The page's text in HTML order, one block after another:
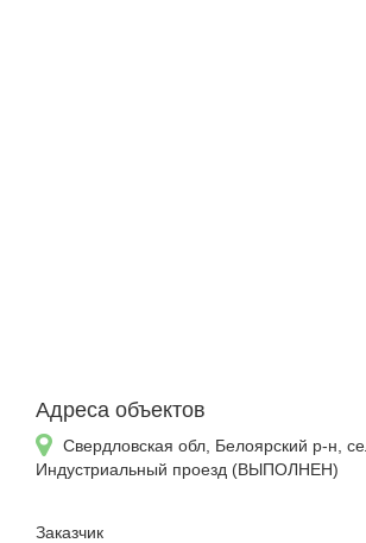
Адреса объектов
Свердловская обл, Белоярский р-н,
Индустриальный проезд (ВЫПОЛНЕН)
Заказчик